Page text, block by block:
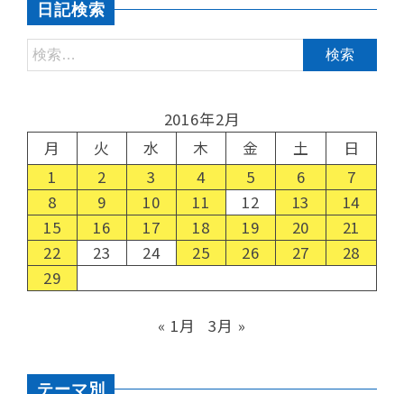
日記検索
2016年2月
月
火 水 木 金 土
日
1
2 3 4 5 6
7
8
9 10 11 12 13
14
15
16 17 18 19 20
21
22
23 24 25 26 27
28
29
« 1月 3月 »
テーマ別